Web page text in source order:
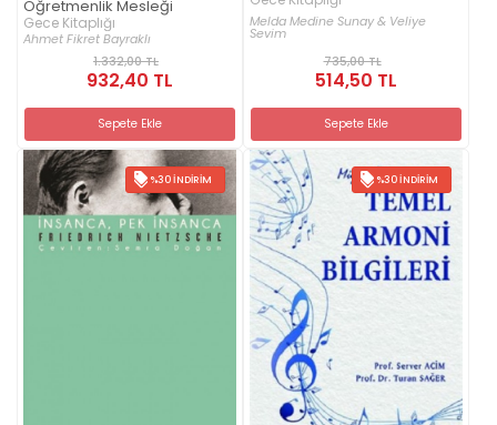
Öğretmenlik Mesleği
Gece Kitaplığı
Ahmet Fikret Bayraklı
1.332,00 TL
932,40 TL
Sepete Ekle
Melda Medine Sunay & Veliye
Sevim
735,00 TL
514,50 TL
Sepete Ekle
%30 İNDIRIM %30 İNDIRIM